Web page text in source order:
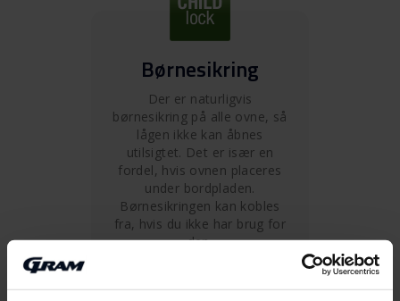
Børnesikring
Der er naturligvis
børnesikring på alle ovne, så
lågen ikke kan åbnes
utilsigtet. Det er især en
fordel, hvis ovnen placeres
under bordpladen.
Børnesikringen kan kobles
fra, hvis du ikke har brug for
den.